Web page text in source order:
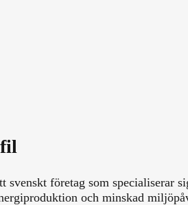
svenskt företag som specialiserar
och minskad